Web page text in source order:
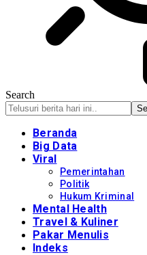
Search
Beranda
Big Data
Viral
Pemerintahan
Politik
Hukum Kriminal
Mental Health
Travel & Kuliner
Pakar Menulis
Indeks